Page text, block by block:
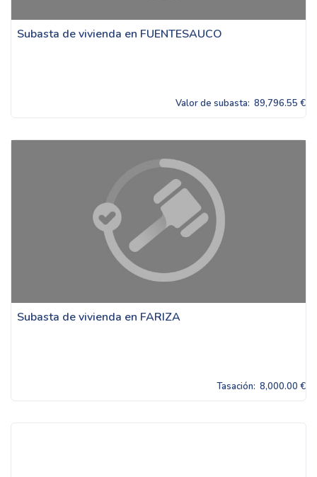
Subasta de vivienda en FUENTESAUCO
Valor de subasta: 89,796.55 €
Subasta de vivienda en FARIZA
Tasación: 8,000.00 €